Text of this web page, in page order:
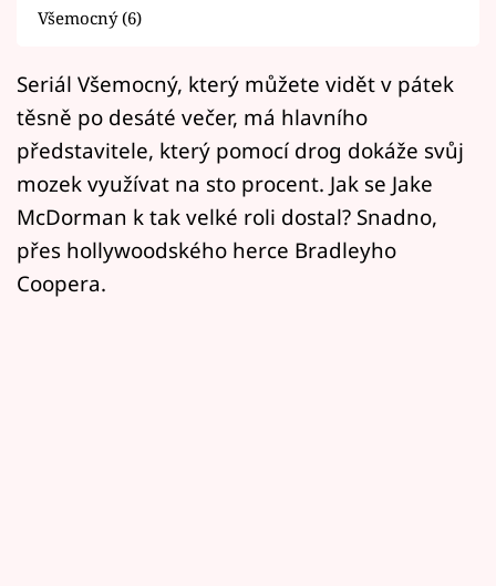
Přihlášení
Sledujte nás
Všemocný (6)
Seriál Všemocný, který můžete vidět v pátek
těsně po desáté večer, má hlavního
představitele, který pomocí drog dokáže svůj
mozek využívat na sto procent. Jak se Jake
McDorman k tak velké roli dostal? Snadno,
přes hollywoodského herce Bradleyho
Coopera.